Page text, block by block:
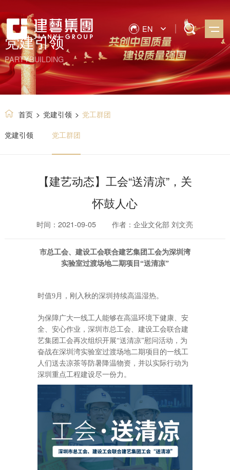
EN
党建引领
PARTYBUILDING
党建引领 党工群团
首页 > 党建引领 > 党工群团
【建艺动态】工会“送清凉”，关
怀鼓人心
时间：2021-09-05 作者：企业文化部 刘文亮
市总工会、建设工会联合建艺集团工会为深圳湾
实验室过渡场地二期项目 “送清凉”
时值9月，刚入秋的深圳持续高温湿热。
为保障广大一线工人能够在高温环境下健康、安
全、安心作业，深圳市总工会、建设工会联合建
艺集团工会再次组织开展“送清凉”慰问活动，为
奋战在深圳湾实验室过渡场地二期项目的一线工
人们送去凉茶等防暑降温物资，并以实际行动为
深圳重点工程建设尽一份力。